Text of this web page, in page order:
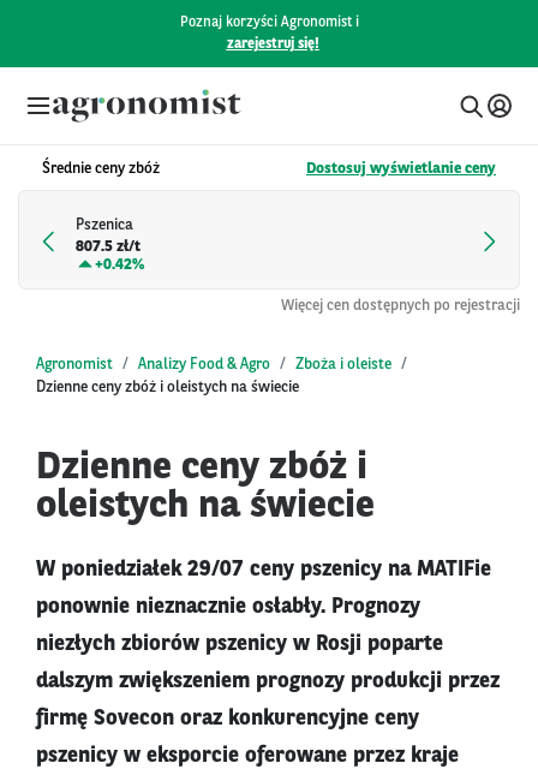
Poznaj korzyści Agronomist i
zarejestruj się!
Średnie ceny zbóż Dostosuj wyświetlanie ceny
Pszenica
807.5 zł/t
+0.42%
Więcej cen dostępnych po rejestracji
Agronomist Analizy Food & Agro
Zboża i oleiste
Dzienne ceny zbóż i oleistych na świecie
Dzienne ceny zbóż i
oleistych na świecie
W poniedziałek 29/07 ceny pszenicy na MATIFie
ponownie nieznacznie osłabły. Prognozy
niezłych zbiorów pszenicy w Rosji poparte
dalszym zwiększeniem prognozy produkcji przez
firmę Sovecon oraz konkurencyjne ceny
pszenicy w eksporcie oferowane przez kraje